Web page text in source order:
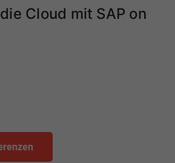
Cloud mit SAP on